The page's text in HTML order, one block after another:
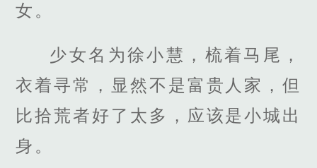
女。
少女名为徐小慧，梳着马尾，
衣着寻常，显然不是富贵人家，但
比拾荒者好了太多，应该是小城出
身。